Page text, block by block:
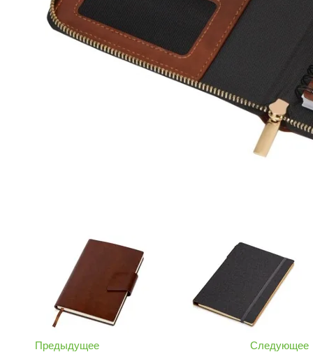
Предыдущее Следующее